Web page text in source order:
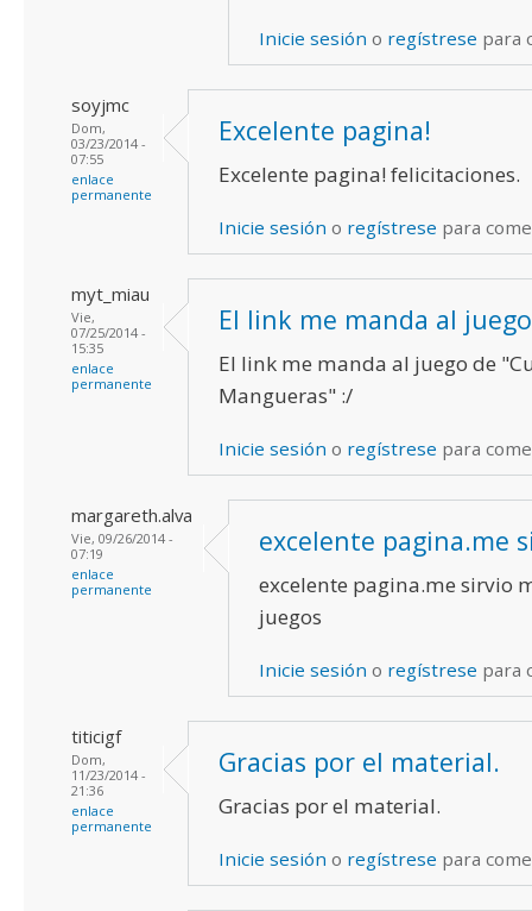
Inicie sesión o regístrese para
soyjmc
Dom,
03/23/2014 -
07:55
enlace
permanente
Excelente pagina!
Excelente pagina! felicitaciones.
Inicie sesión o regístrese para
myt_miau
Vie,
07/25/2014 -
15:35
enlace
permanente
El link me manda al
El link me manda al juego de
Mangueras" :/
Inicie sesión o regístrese para
margareth.alva
Vie, 09/26/2014 -
07:19
enlace
permanente
excelente pagina.me
excelente pagina.me sirvio
juegos
Inicie sesión o regístrese para
titicigf
Dom,
11/23/2014 -
21:36
enlace
permanente
Gracias por el material.
Gracias por el material.
Inicie sesión o regístrese para